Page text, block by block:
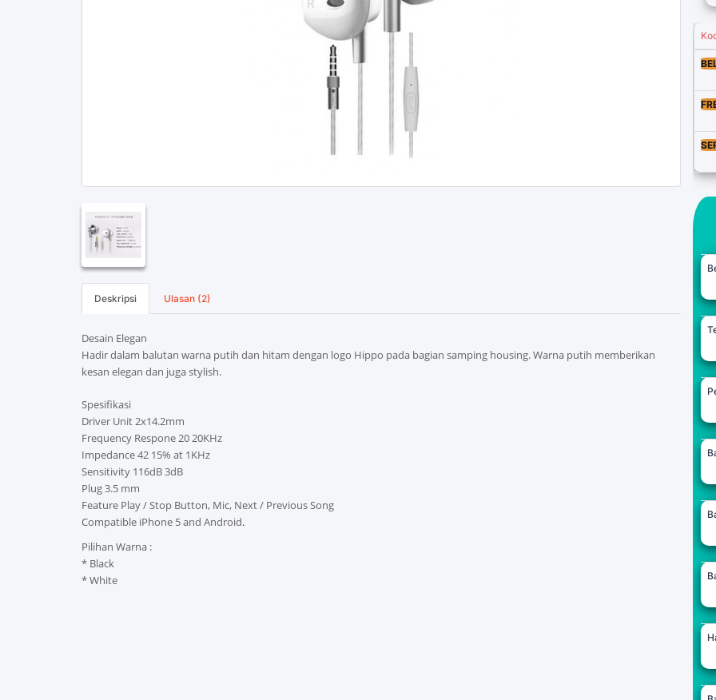
Deskripsi Ulasan (2)
Desain Elegan
Hadir dalam balutan warna putih dan hitam dengan logo Hippo pada bagian samping housing. Warna putih memberikan
kesan elegan dan juga stylish.
Spesifikasi
Driver Unit 2x14.2mm
Frequency Respone 20 20KHz
Impedance 42 15% at 1KHz
Sensitivity 116dB 3dB
Plug 3.5 mm
Feature Play / Stop Button, Mic, Next / Previous Song
Compatible iPhone 5 and Android.
Pilihan Warna :
* Black
* White